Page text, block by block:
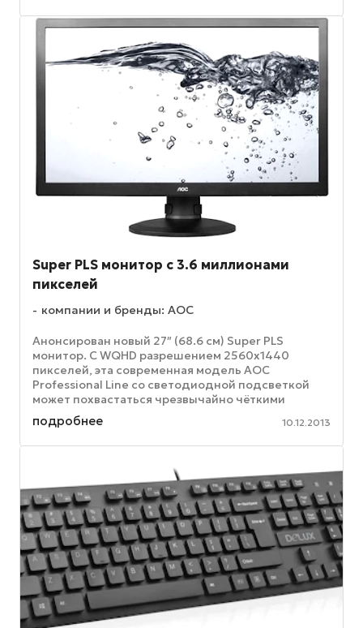
Super PLS монитор с 3.6 миллионами
пикселей
компании и бренды: AOC
Анонсирован новый 27″ (68.6 см) Super PLS
монитор. С WQHD разрешением 2560x1440
пикселей, эта современная модель AOC
Professional Line со светодиодной подсветкой
может похвастаться чрезвычайно чёткими
изображениями, которые по достоинству оценят
как ...
подробнее 10.12.2013